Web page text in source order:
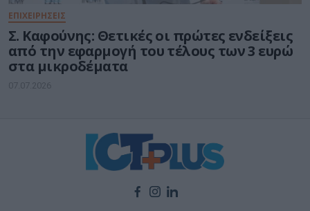
ΕΠΙΧΕΙΡΗΣΕΙΣ
Σ. Καφούνης: Θετικές οι πρώτες ενδείξεις
από την εφαρμογή του τέλους των 3 ευρώ
στα μικροδέματα
07.07.2026